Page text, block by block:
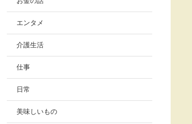
エンタメ
介護生活
仕事
日常
美味しいもの